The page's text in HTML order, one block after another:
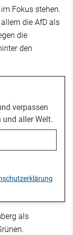
Fokus stehen.
die AfD als
die
den
verpassen
und aller Welt.
als